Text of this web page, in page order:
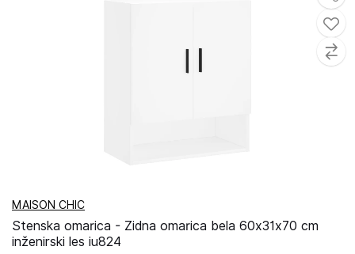
MAISON CHIC
Stenska omarica - Zidna omarica bela 60x31x70 cm
inženirski les iu824